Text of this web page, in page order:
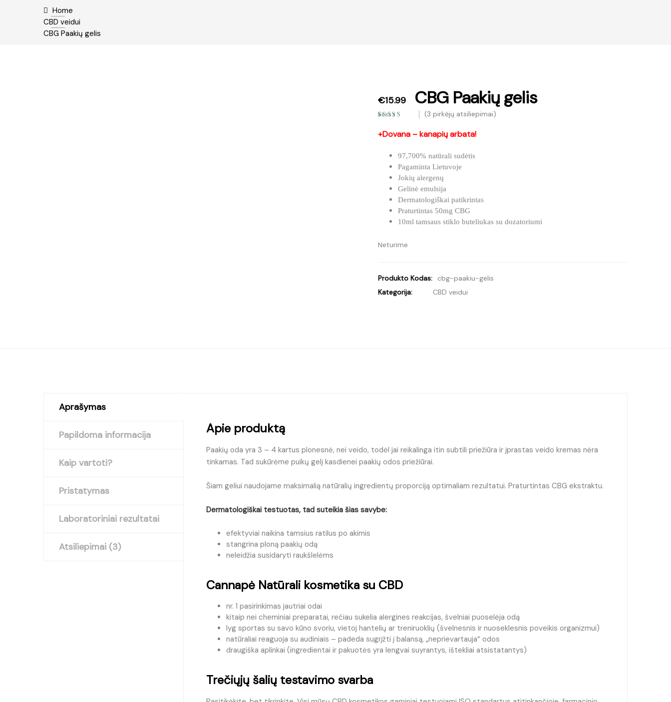
Home
CBD veidui
CBG Paakių gelis
€15.99 CBG Paakių gelis
5.00
(viso
(3 pirkėjų atsiliepimai)
+Dovana – kanapių arbata!
97,700% natūrali sudėtis
Pagaminta Lietuvoje
Jokių alergenų
Gelinė emulsija
Dermatologiškai patikrintas
Praturtintas 50mg CBG
10ml tamsaus stiklo buteliukas su dozatoriumi
Neturime
Produkto Kodas:
cbg-paakiu-gelis
Kategorija:
CBD veidui
Aprašymas
Papildoma informacija
Kaip vartoti?
Pristatymas
Laboratoriniai rezultatai
Atsiliepimai (3)
Apie produktą
Paakių oda yra 3 – 4 kartus plonesnė, nei veido, todėl jai reikalinga itin subtili priežiūra ir įprastas veido kremas nėra
tinkamas. Tad sukūrėme puikų gelį kasdienei paakių odos priežiūrai.
Šiam geliui naudojame maksimalią natūralių ingredientų proporciją optimaliam rezultatui. Praturtintas CBG ekstraktu.
Dermatologiškai testuotas, tad suteikia šias savybe:
efektyviai naikina tamsius ratilus po akimis
stangrina ploną paakių odą
neleidžia susidaryti raukšlelėms
Cannapė Natūrali kosmetika su CBD
nr. 1 pasirinkimas jautriai odai
kitaip nei cheminiai preparatai, rečiau sukelia alergines reakcijas, švelniai puoselėja odą
lyg sportas su savo kūno svoriu, vietoj hantelių ar treniruoklių (švelnesnis ir nuoseklesnis poveikis organizmui)
natūraliai reaguoja su audiniais – padeda sugrįžti į balansą, „neprievartauja“ odos
draugiška aplinkai (ingredientai ir pakuotės yra lengvai suyrantys, ištekliai atsistatantys)
Trečiųjų šalių testavimo svarba